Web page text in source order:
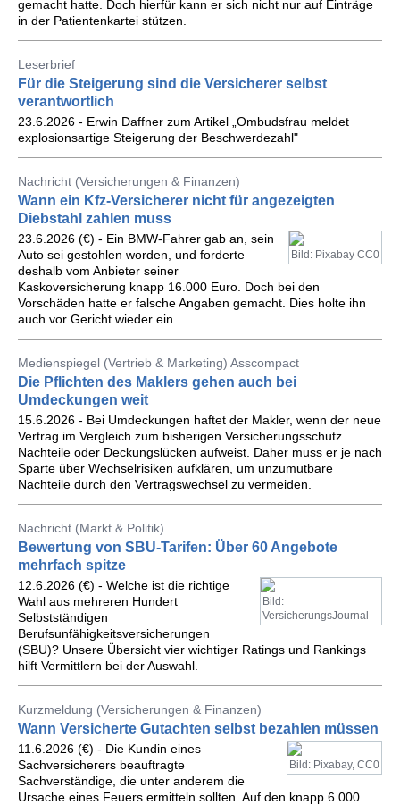
gemacht hatte. Doch hierfür kann er sich nicht nur auf Einträge
in der Patientenkartei stützen.
Leserbrief
Für die Steigerung sind die Versicherer selbst
verantwortlich
23.6.2026 - Erwin Daffner zum Artikel „Ombudsfrau meldet
explosionsartige Steigerung der Beschwerdezahl"
Nachricht (Versicherungen & Finanzen)
Wann ein Kfz-Versicherer nicht für angezeigten
Diebstahl zahlen muss
Bild: Pixabay CC0
23.6.2026 (€) - Ein BMW-Fahrer gab an, sein
Auto sei gestohlen worden, und forderte
deshalb vom Anbieter seiner
Kaskoversicherung knapp 16.000 Euro. Doch bei den
Vorschäden hatte er falsche Angaben gemacht. Dies holte ihn
auch vor Gericht wieder ein.
Medienspiegel (Vertrieb & Marketing) Asscompact
Die Pflichten des Maklers gehen auch bei
Umdeckungen weit
15.6.2026 - Bei Umdeckungen haftet der Makler, wenn der neue
Vertrag im Vergleich zum bisherigen Versicherungsschutz
Nachteile oder Deckungslücken aufweist. Daher muss er je nach
Sparte über Wechselrisiken aufklären, um unzumutbare
Nachteile durch den Vertragswechsel zu vermeiden.
Nachricht (Markt & Politik)
Bewertung von SBU-Tarifen: Über 60 Angebote
mehrfach spitze
Bild:
VersicherungsJournal
12.6.2026 (€) - Welche ist die richtige
Wahl aus mehreren Hundert
Selbstständigen
Berufsunfähigkeitsversicherungen
(SBU)? Unsere Übersicht vier wichtiger Ratings und Rankings
hilft Vermittlern bei der Auswahl.
Kurzmeldung (Versicherungen & Finanzen)
Wann Versicherte Gutachten selbst bezahlen müssen
Bild: Pixabay, CC0
11.6.2026 (€) - Die Kundin eines
Sachversicherers beauftragte
Sachverständige, die unter anderem die
Ursache eines Feuers ermitteln sollten. Auf den knapp 6.000